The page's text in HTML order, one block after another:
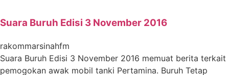
Suara Buruh Edisi 3 November 2016
rakommarsinahfm
Suara Buruh Edisi 3 November 2016 memuat berita terkait
pemogokan awak mobil tanki Pertamina. Buruh Tetap